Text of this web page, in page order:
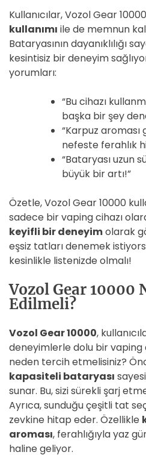
Kullanıcılar, Vozol Gear
kullanımı ile de memnun
Bataryasının dayanıklılığı
kesintisiz bir deneyim
yorumları:
“Bu cihazı
başka bir şey
“Karpuz
nefeste ferahlık
“Bataryası uzun
büyük bir artı!”
Özetle, Vozol Gear 10000
sadece bir vaping cihazı
keyifli bir deneyimolarak
eşsiz tatları denemek
kesinlikle listenizde olmalı!
Vozol Gear 10000
Edilmeli?
Vozol Gear 10000,
deneyimlerle dolu bir vaping
neden tercih etmelisiniz?
kapasiteli bataryası
sunar. Bu, sizi sürekli şarj
Ayrıca, sunduğu çeşitli tat
zevkine hitap eder. Özellikle
aroması, ferahlığıyla yaz
haline geliyor.